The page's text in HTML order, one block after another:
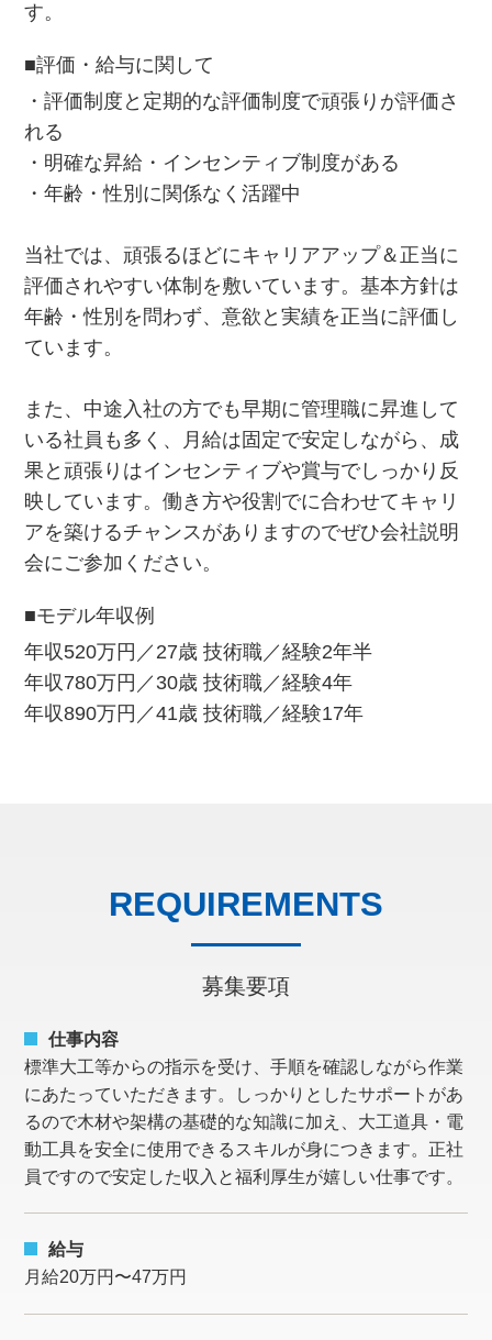
す。
■評価・給与に関して
・評価制度と定期的な評価制度で頑張りが評価さ
れる
・明確な昇給・インセンティブ制度がある
・年齢・性別に関係なく活躍中
当社では、頑張るほどにキャリアアップ＆正当に
評価されやすい体制を敷いています。基本方針は
年齢・性別を問わず、意欲と実績を正当に評価し
ています。
また、中途入社の方でも早期に管理職に昇進して
いる社員も多く、月給は固定で安定しながら、成
果と頑張りはインセンティブや賞与でしっかり反
映しています。働き方や役割でに合わせてキャリ
アを築けるチャンスがありますのでぜひ会社説明
会にご参加ください。
■モデル年収例
年収520万円／27歳 技術職／経験2年半
年収780万円／30歳 技術職／経験4年
年収890万円／41歳 技術職／経験17年
REQUIREMENTS
募集要項
仕事内容
標準大工等からの指示を受け、手順を確認しながら作業
にあたっていただきます。しっかりとしたサポートがあ
るので木材や架構の基礎的な知識に加え、大工道具・電
動工具を安全に使用できるスキルが身につきます。正社
員ですので安定した収入と福利厚生が嬉しい仕事です。
給与
月給20万円〜47万円